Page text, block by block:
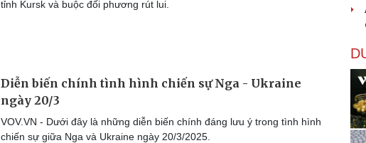
tỉnh Kursk và buộc đối phương rút lui.
Diễn biến chính tình hình chiến sự Nga - Ukraine
ngày 20/3
VOV.VN - Dưới đây là những diễn biến chính đáng lưu ý trong tình hình
chiến sự giữa Nga và Ukraine ngày 20/3/2025.